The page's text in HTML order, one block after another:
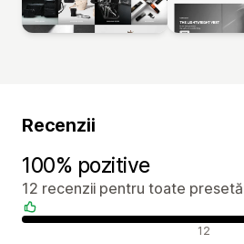
Recenzii
100% pozitive
12 recenzii pentru toate
Recenzii pozitive 12